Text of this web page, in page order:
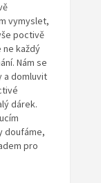
vymyslet,
poctivě
ne každý
Nám se
a domluvit
dárek.
doufáme,
pro